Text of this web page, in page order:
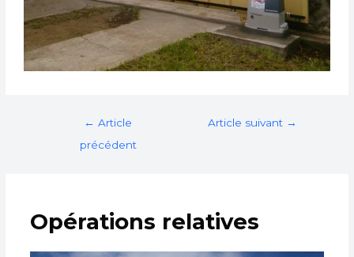
← Article
précédent
Article suivant →
Opérations relatives